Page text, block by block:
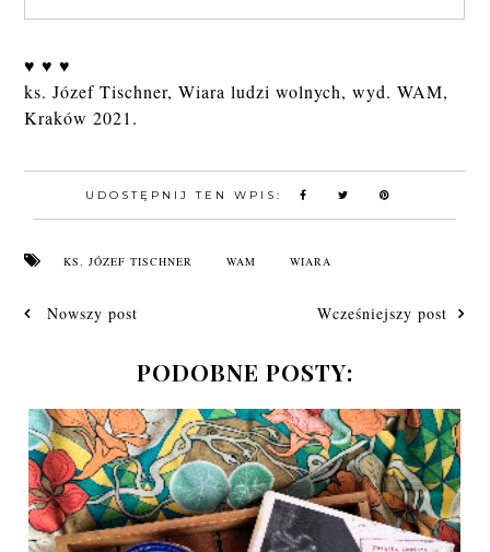
♥ ♥ ♥
ks. Józef Tischner, Wiara ludzi wolnych, wyd. WAM,
Kraków 2021.
UDOSTĘPNIJ TEN WPIS:
KS. JÓZEF TISCHNER WAM WIARA
Nowszy post Wcześniejszy post
PODOBNE POSTY: